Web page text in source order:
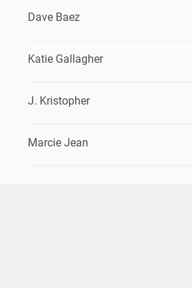
Dave Baez
Katie Gallagher
J. Kristopher
Marcie Jean